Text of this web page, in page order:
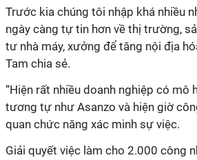
Trước kia chúng tôi nhập khá nhiều
ngày càng tự tin hơn về thị trường,
tư nhà máy, xưởng để tăng nội địa
Tam chia sẻ.
“Hiện rất nhiều doanh nghiệp có mô
tương tự như Asanzo và hiện giờ
quan chức năng xác minh sự việc.
Giải quyết việc làm cho 2.000 công